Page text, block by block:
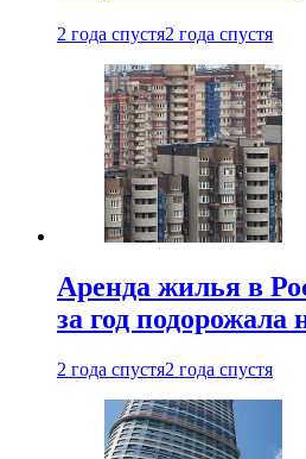
2 года спустя2 года спустя
Аренда жилья в
за год подорожала
2 года спустя2 года спустя